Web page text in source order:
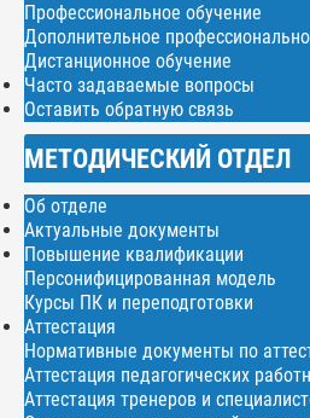
Профессиональное обучение
Дополнительное
Дистанционное обучение
Часто задаваемые вопросы
Оставить обратную связь
МЕТОДИЧЕСКИЙ ОТДЕЛ
Об отделе
Актуальные документы
Повышение квалификации
Персонифицированная модель
Курсы ПК и переподготовки
Аттестация
Нормативные документы по
Аттестация педагогических
Аттестация тренеров и